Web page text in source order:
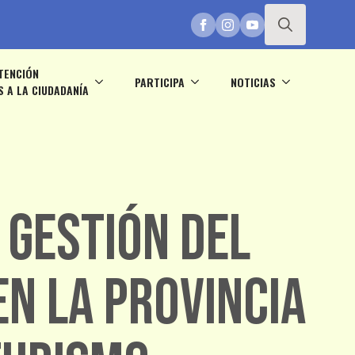
for:
A LA CIUDADANÍA
PARTICIPA NOTICIAS
del
la Provincia